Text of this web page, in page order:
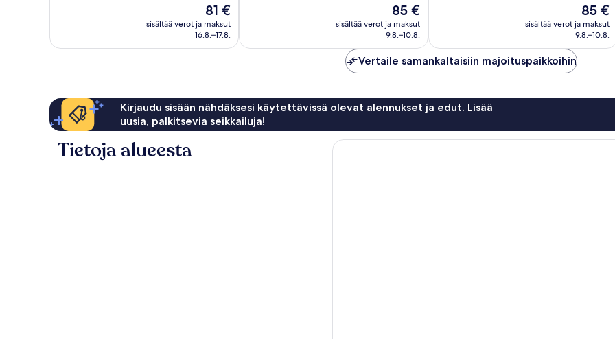
Hinta
on
81 €
81 €
sisältää verot ja maksut
16.8.–17.8.
Hinta
on
85 €
85 €
sisältää verot ja maksut
9.8.–10.8.
Hinta
on
85 €
85 €
sisältää verot ja maksut
9.8.–10.8.
Vertaile samankaltaisiin majoituspaikkoihin
Kirjaudu sisään nähdäksesi käytettävissä olevat alennukset ja edut. Lisää
uusia, palkitsevia seikkailuja!
Tietoja alueesta